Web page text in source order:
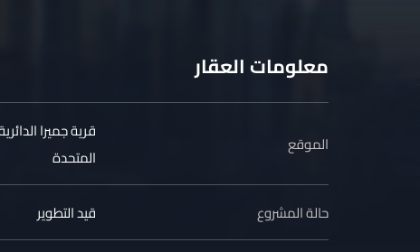
معلومات العقار
الموقع
قرية جميرا
المتحدة
حالة المشروع قيد التطوير